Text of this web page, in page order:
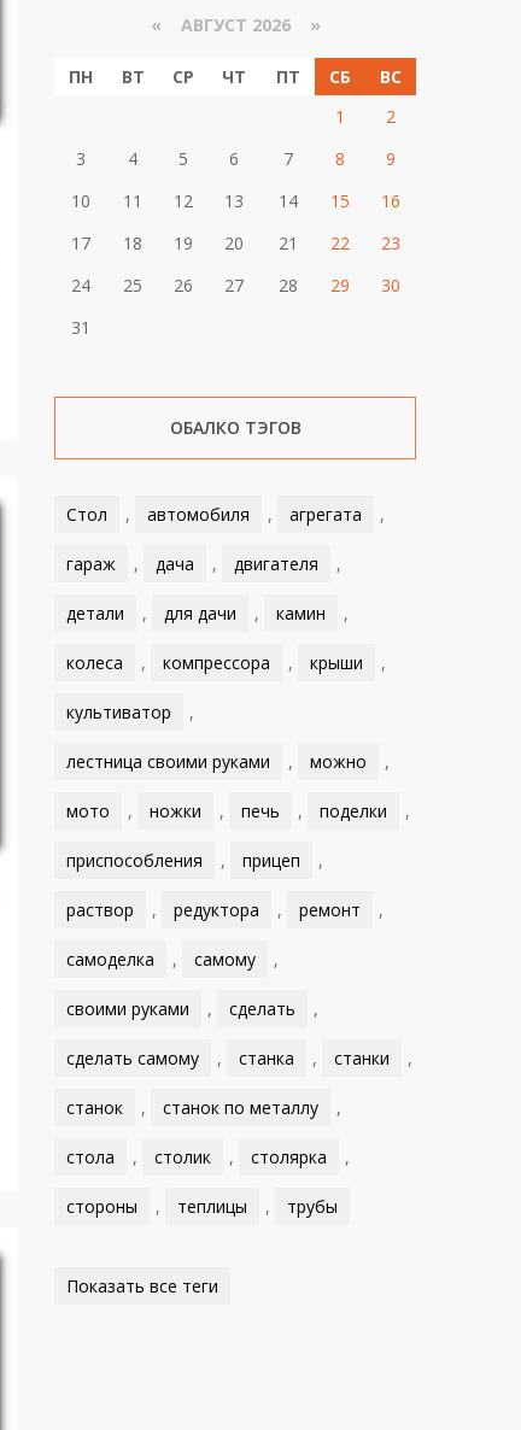
« АВГУСТ 2026 »
ПН ВТ СР ЧТ ПТ СБ
ВС
1
2
3
4 5 6 7 8
9
10
11 12 13 14 15
16
17
18 19 20 21 22
23
24
25 26 27 28 29
30
31
ОБАЛКО ТЭГОВ
Стол , автомобиля , агрегата ,
гараж , дача , двигателя ,
детали , для дачи , камин ,
колеса , компрессора , крыши ,
культиватор ,
лестница своими руками , можно ,
мото , ножки , печь , поделки ,
приспособления , прицеп ,
раствор , редуктора , ремонт ,
самоделка , самому ,
своими руками , сделать ,
сделать самому , станка , станки ,
станок , станок по металлу ,
стола , столик , столярка ,
стороны , теплицы , трубы
Показать все теги